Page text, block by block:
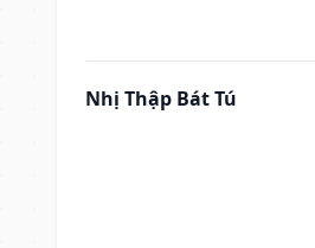
Nhị Thập Bát Tú